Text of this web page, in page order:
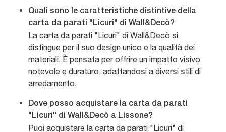
Quali sono le caratteristiche distintive della
carta da parati "Licuri" di Wall&Decò?
La carta da parati "Licuri" di Wall&Decò si
distingue per il suo design unico e la qualità dei
materiali. È pensata per offrire un impatto visivo
notevole e duraturo, adattandosi a diversi stili di
arredamento.
Dove posso acquistare la carta da parati
"Licuri" di Wall&Decò a Lissone?
Puoi acquistare la carta da parati "Licuri" di